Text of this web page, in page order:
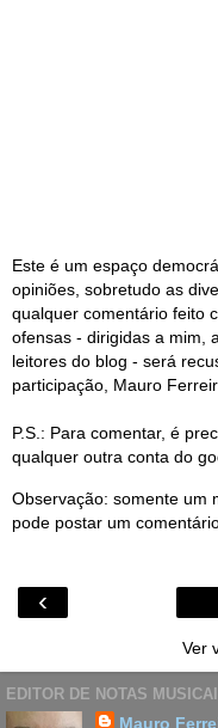
Este é um espaço
opiniões, sobretudo as
qualquer comentário feito
ofensas - dirigidas a mim,
leitores do blog - será
participação, Mauro
P.S.: Para comentar, é
qualquer outra conta do
Observação: somente um
pode postar um
‹
Ver
EDITOR DE NOTAS
Mauro